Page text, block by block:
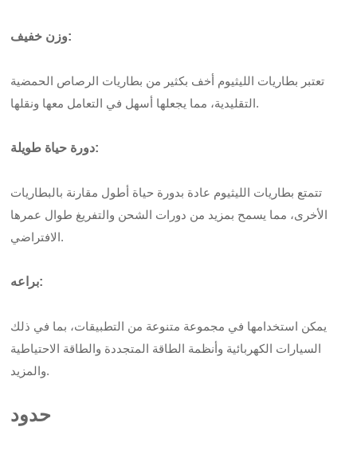
وزن خفيف:
تعتبر بطاريات الليثيوم أخف بكثير من بطاريات الرصاص الحمضية
التقليدية، مما يجعلها أسهل في التعامل معها ونقلها.
دورة حياة طويلة:
تتمتع بطاريات الليثيوم عادة بدورة حياة أطول مقارنة بالبطاريات
الأخرى، مما يسمح بمزيد من دورات الشحن والتفريغ طوال عمرها
الافتراضي.
براعه:
يمكن استخدامها في مجموعة متنوعة من التطبيقات، بما في ذلك
السيارات الكهربائية وأنظمة الطاقة المتجددة والطاقة الاحتياطية
والمزيد.
حدود